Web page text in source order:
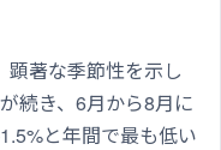
著な季節性を示し
続き、6月から8月に
と年間で最も低い